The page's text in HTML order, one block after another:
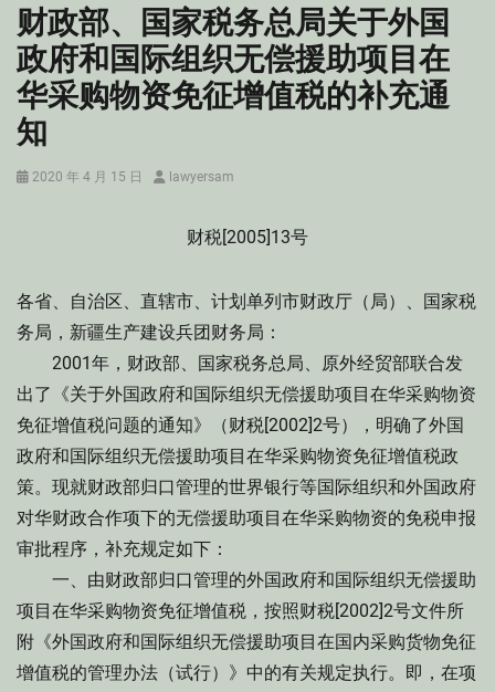
财政部、国家税务总局关于外国
政府和国际组织无偿援助项目在
华采购物资免征增值税的补充通
知
Posted
2020 年 4 月 15 日 Authorlawyersam
财税[2005]13号
各省、自治区、直辖市、计划单列市财政厅（局）、国家税
务局，新疆生产建设兵团财务局：
2001年，财政部、国家税务总局、原外经贸部联合发
出了《关于外国政府和国际组织无偿援助项目在华采购物资
免征增值税问题的通知》（财税[2002]2号），明确了外国
政府和国际组织无偿援助项目在华采购物资免征增值税政
策。现就财政部归口管理的世界银行等国际组织和外国政府
对华财政合作项下的无偿援助项目在华采购物资的免税申报
审批程序，补充规定如下：
一、由财政部归口管理的外国政府和国际组织无偿援助
项目在华采购物资免征增值税，按照财税[2002]2号文件所
附《外国政府和国际组织无偿援助项目在国内采购货物免征
增值税的管理办法（试行）》中的有关规定执行。即，在项